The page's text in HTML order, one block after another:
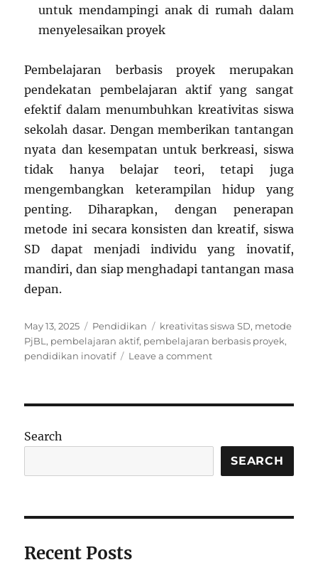
untuk mendampingi anak di rumah dalam
menyelesaikan proyek
Pembelajaran berbasis proyek merupakan
pendekatan pembelajaran aktif yang sangat
efektif dalam menumbuhkan kreativitas siswa
sekolah dasar. Dengan memberikan tantangan
nyata dan kesempatan untuk berkreasi, siswa
tidak hanya belajar teori, tetapi juga
mengembangkan keterampilan hidup yang
penting. Diharapkan, dengan penerapan
metode ini secara konsisten dan kreatif, siswa
SD dapat menjadi individu yang inovatif,
mandiri, dan siap menghadapi tantangan masa
depan.
Posted
on
May 13, 2025 Categories
Pendidikan Tags
kreativitas siswa SD, metode
PjBL , pembelajaran aktif, pembelajaran berbasis proyek,
pendidikan inovatif
Leave a commenton
Meningkatkan
Kreativitas
Siswa
Search
SEARCH
Recent Posts